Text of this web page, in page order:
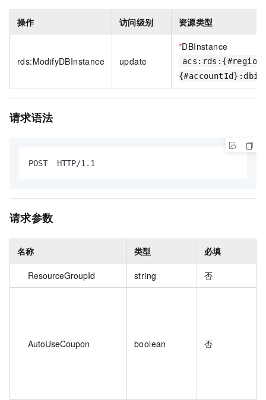
操作 访问级别 资源类型
rds:ModifyDBInstance update
*DBInstance
请求语法
POST  HTTP/1.1
请求参数
名称 类型 必填
ResourceGroupId string 否
AutoUseCoupon boolean 否